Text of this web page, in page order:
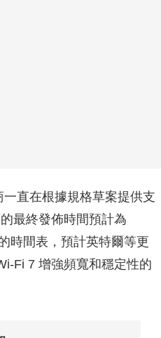
直在根據規格草案提供支
最終發佈時間預計為
時間表，預計英特爾等更
Fi 7 增強頻寬和穩定性的